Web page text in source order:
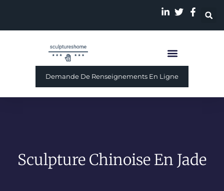
Demande De Renseignements En Ligne
Sculpture Chinoise En Jade